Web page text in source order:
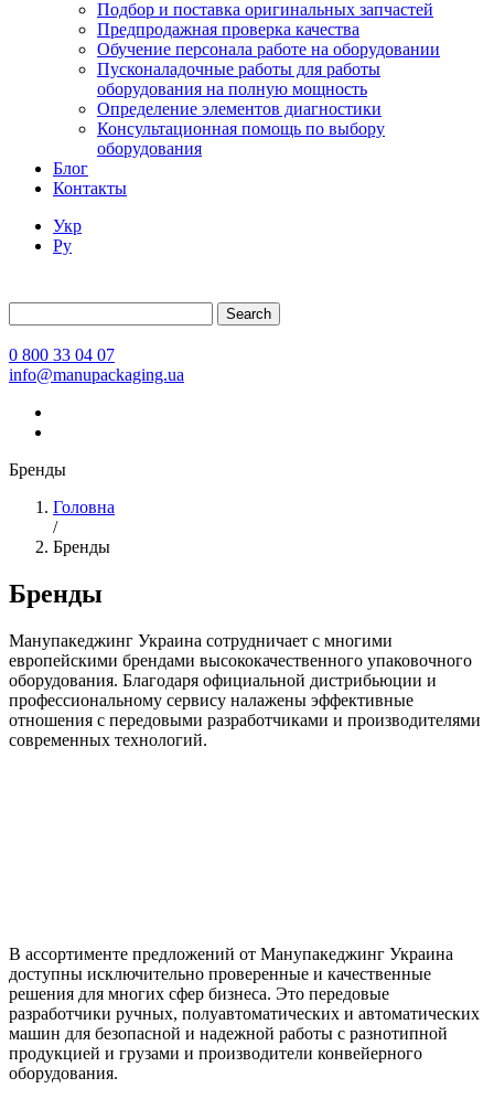
Подбор и поставка оригинальных запчастей
Предпродажная проверка качества
Обучение персонала работе на оборудовании
Пусконаладочные работы для работы
оборудования на полную мощность
Определение элементов диагностики
Консультационная помощь по выбору
оборудования
Блог
Контакты
Укр
Ру
Search
0 800 33 04 07
info@manupackaging.ua
Бренды
Головна
/
Бренды
Бренды
Манупакеджинг Украина сотрудничает с многими
европейскими брендами высококачественного упаковочного
оборудования. Благодаря официальной дистрибьюции и
профессиональному сервису налажены эффективные
отношения с передовыми разработчиками и производителями
современных технологий.
В ассортименте предложений от Манупакеджинг Украина
доступны исключительно проверенные и качественные
решения для многих сфер бизнеса. Это передовые
разработчики ручных, полуавтоматических и автоматических
машин для безопасной и надежной работы с разнотипной
продукцией и грузами и производители конвейерного
оборудования.